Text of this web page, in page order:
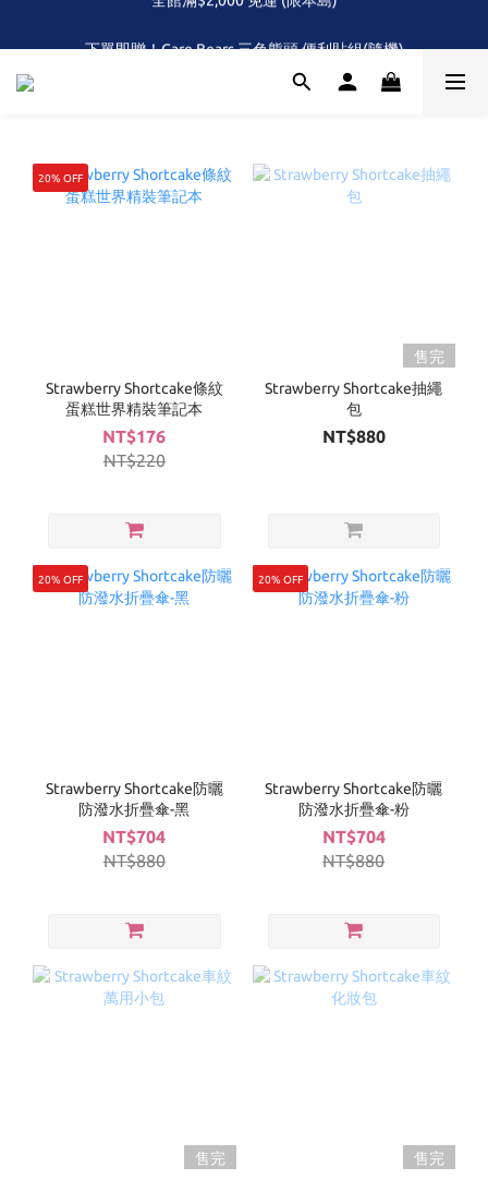
首次！！滿額再送Care Baears 山海渡假小熊盲包
20% OFF
Strawberry Shortcake條紋
蛋糕世界精裝筆記本
NT$176
NT$220
售完
Strawberry Shortcake抽繩
包
NT$880
20% OFF
Strawberry Shortcake防曬
防潑水折疊傘-黑
NT$704
NT$880
20% OFF
Strawberry Shortcake防曬
防潑水折疊傘-粉
NT$704
NT$880
售完
售完